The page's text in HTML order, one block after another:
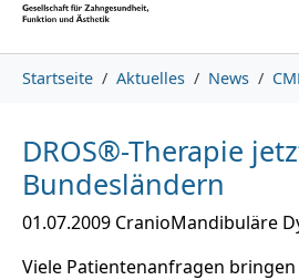
Skip to main content
Skip to page footer
Startseite Aktuelles News
DROS®-Therapie
Bundesländern
01.07.2009 CranioMandibuläre
Viele Patientenanfragen